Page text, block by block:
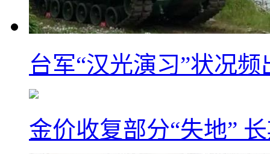
台军“汉光演习”状况
金价收复部分“失地”